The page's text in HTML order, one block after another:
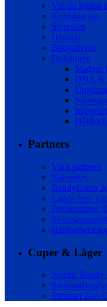
Vill du hjälpa
Kontakta oss
Styrelsen
Historia
Bildgallerier
Dokument
Stadgar
DNA &
Partners
Våra partners
Nätverket
Bandyfesten
Ladda hem
Privatpartner
Cuper & Läger
Nordic Bandy
Summer Day